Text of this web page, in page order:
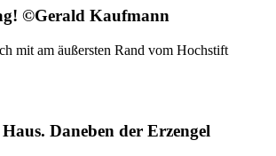
©Gerald Kaufmann
mit am äußersten Rand vom Hochstift
Daneben der Erzengel